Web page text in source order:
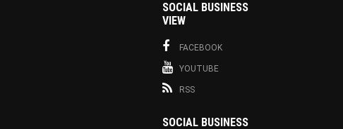
SOCIAL BUSINESS
VIEW
FACEBOOK
YOUTUBE
RSS
SOCIAL BUSINESS